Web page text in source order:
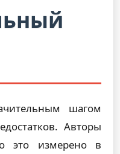
шагом
Авторы
это измерено в